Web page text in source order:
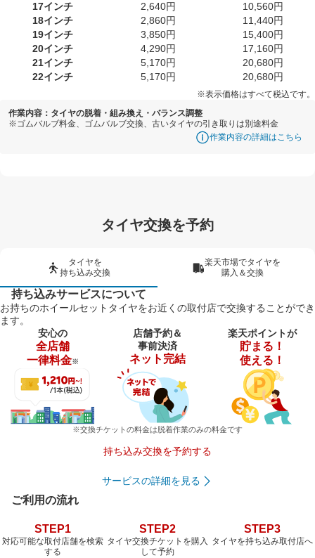
17インチ 2,640円
10,560円
18インチ
2,860円
11,440円
19インチ
3,850円
15,400円
20インチ
4,290円
17,160円
21インチ
5,170円
20,680円
22インチ
5,170円 20,680円
※表示価格はすべて税込です。
作業内容：タイヤの脱着・組み換え・バランス調整
※ゴムバルブ料金、ゴムバルブ交換、古いタイヤの引き取りは別途料金
作業内容の詳細はこちら
タイヤ交換を予約
タイヤを
持ち込み交換
楽天市場でタイヤを
購入＆交換
持ち込みサービスについて
お持ちのホイールセットタイヤをお近くの取付店で交換することができ
ます。
安心の
全店舗
一律料金※
店舗予約＆
事前決済
ネット完結
楽天ポイントが
貯まる！
使える！
※交換チケットの料金は脱着作業のみの料金です
持ち込み交換を予約する
サービスの詳細を見る
ご利用の流れ
STEP1
対応可能な取付店舗を検索
する
STEP2
タイヤ交換チケットを購入
して予約
STEP3
タイヤを持ち込み取付店へ